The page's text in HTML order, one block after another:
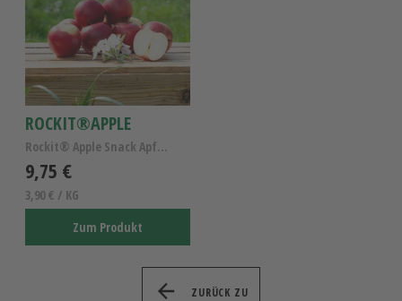
ROCKIT®APPLE
Rockit® Apple Snack Apfel Kl. I
9,75 €
3,90 € / KG
Zum Produkt
ZURÜCK ZU